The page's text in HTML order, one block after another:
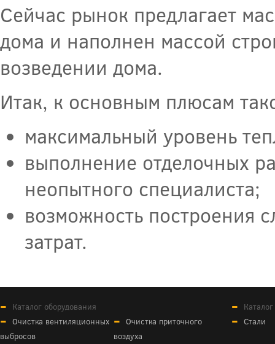
Сейчас рынок предлагает
дома и наполнен массой
возведении дома.
Итак, к основным плюсам
максимальный уровень
выполнение отделочных
неопытного специалиста;
возможность построения
затрат.
Каталог оборудования
Очистка вентиляционных
выбросов
Очистка приточного
воздуха
Стали